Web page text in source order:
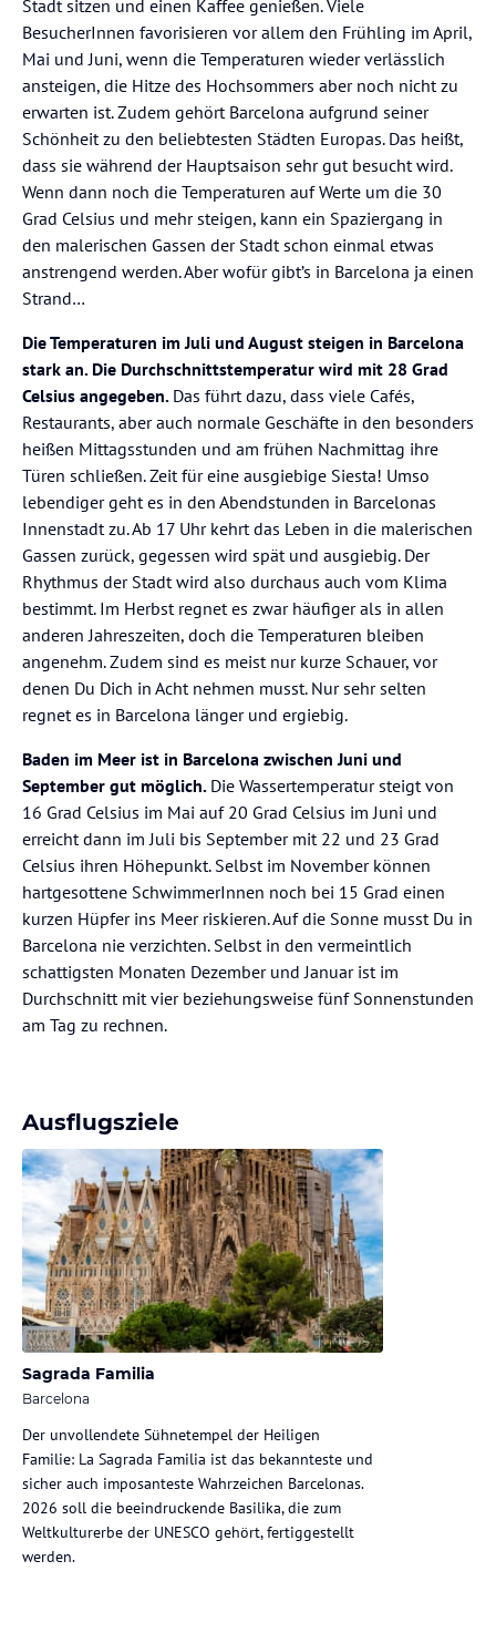
Stadt sitzen und einen Kaffee genießen. Viele
BesucherInnen favorisieren vor allem den Frühling im April,
Mai und Juni, wenn die Temperaturen wieder verlässlich
ansteigen, die Hitze des Hochsommers aber noch nicht zu
erwarten ist. Zudem gehört Barcelona aufgrund seiner
Schönheit zu den beliebtesten Städten Europas. Das heißt,
dass sie während der Hauptsaison sehr gut besucht wird.
Wenn dann noch die Temperaturen auf Werte um die 30
Grad Celsius und mehr steigen, kann ein Spaziergang in
den malerischen Gassen der Stadt schon einmal etwas
anstrengend werden. Aber wofür gibt’s in Barcelona ja einen
Strand…
Die Temperaturen im Juli und August steigen in Barcelona
stark an. Die Durchschnittstemperatur wird mit 28 Grad
Celsius angegeben. Das führt dazu, dass viele Cafés,
Restaurants, aber auch normale Geschäfte in den besonders
heißen Mittagsstunden und am frühen Nachmittag ihre
Türen schließen. Zeit für eine ausgiebige Siesta! Umso
lebendiger geht es in den Abendstunden in Barcelonas
Innenstadt zu. Ab 17 Uhr kehrt das Leben in die malerischen
Gassen zurück, gegessen wird spät und ausgiebig. Der
Rhythmus der Stadt wird also durchaus auch vom Klima
bestimmt. Im Herbst regnet es zwar häufiger als in allen
anderen Jahreszeiten, doch die Temperaturen bleiben
angenehm. Zudem sind es meist nur kurze Schauer, vor
denen Du Dich in Acht nehmen musst. Nur sehr selten
regnet es in Barcelona länger und ergiebig.
Baden im Meer ist in Barcelona zwischen Juni und
September gut möglich. Die Wassertemperatur steigt von
16 Grad Celsius im Mai auf 20 Grad Celsius im Juni und
erreicht dann im Juli bis September mit 22 und 23 Grad
Celsius ihren Höhepunkt. Selbst im November können
hartgesottene SchwimmerInnen noch bei 15 Grad einen
kurzen Hüpfer ins Meer riskieren. Auf die Sonne musst Du in
Barcelona nie verzichten. Selbst in den vermeintlich
schattigsten Monaten Dezember und Januar ist im
Durchschnitt mit vier beziehungsweise fünf Sonnenstunden
am Tag zu rechnen.
Ausflugsziele
Sagrada Familia
Barcelona
Der unvollendete Sühnetempel der Heiligen
Familie: La Sagrada Familia ist das bekannteste und
sicher auch imposanteste Wahrzeichen Barcelonas.
2026 soll die beeindruckende Basilika, die zum
Weltkulturerbe der UNESCO gehört, fertiggestellt
werden.